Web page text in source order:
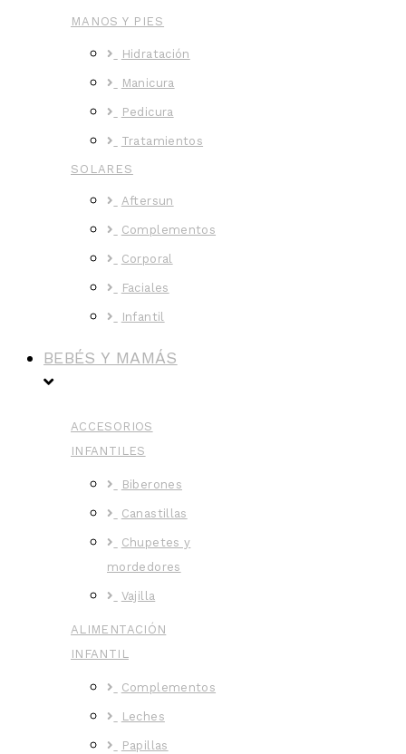
MANOS Y PIES
Hidratación
Manicura
Pedicura
Tratamientos
SOLARES
Aftersun
Complementos
Corporal
Faciales
Infantil
BEBÉS Y MAMÁS
ACCESORIOS
INFANTILES
Biberones
Canastillas
Chupetes y
mordedores
Vajilla
ALIMENTACIÓN
INFANTIL
Complementos
Leches
Papillas